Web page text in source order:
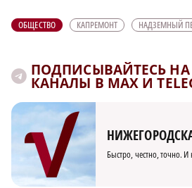
ОБЩЕСТВО КАПРЕМОНТ НАДЗЕМНЫЙ
ПОДПИСЫВАЙТЕСЬ
КАНАЛЫ В MAX И
Быстро, честно, точно.